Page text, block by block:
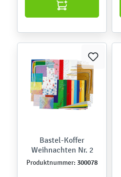
Bastel-Koffer
Weihnachten Nr. 2
Produktnummer: 300078